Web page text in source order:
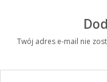
Twój adres e-mail nie